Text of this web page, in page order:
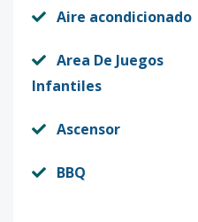
Aire acondicionado
Area De Juegos
Infantiles
Ascensor
BBQ